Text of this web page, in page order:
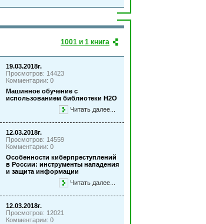
1001 и 1 книга
19.03.2018г.
Просмотров: 14423
Комментарии: 0
Машинное обучение с
использованием библиотеки Н2О
Читать далее...
12.03.2018г.
Просмотров: 14559
Комментарии: 0
Особенности киберпреступлений
в России: инструменты нападения
и защита информации
Читать далее...
12.03.2018г.
Просмотров: 12021
Комментарии: 0